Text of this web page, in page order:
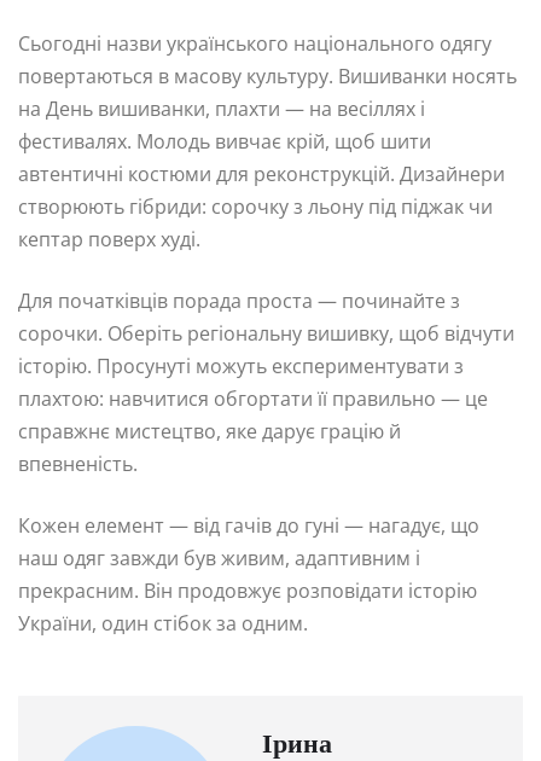
Сьогодні назви українського національного одягу
повертаються в масову культуру. Вишиванки носять
на День вишиванки, плахти — на весіллях і
фестивалях. Молодь вивчає крій, щоб шити
автентичні костюми для реконструкцій. Дизайнери
створюють гібриди: сорочку з льону під піджак чи
кептар поверх худі.
Для початківців порада проста — починайте з
сорочки. Оберіть регіональну вишивку, щоб відчути
історію. Просунуті можуть експериментувати з
плахтою: навчитися обгортати її правильно — це
справжнє мистецтво, яке дарує грацію й
впевненість.
Кожен елемент — від гачів до гуні — нагадує, що
наш одяг завжди був живим, адаптивним і
прекрасним. Він продовжує розповідати історію
України, один стібок за одним.
Ірина